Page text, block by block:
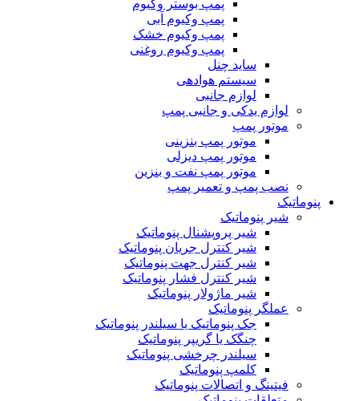
پمپ بوستر وکیوم
پمپ وکیوم آبی
پمپ وکیوم خشک
پمپ وکیوم روغنی
ساید چنل
سیستم هوادهی
لوازم جانبی
لوازم یدکی و جانبی پمپ
موتور پمپ
موتور پمپ بنزینی
موتور پمپ دیزلی
موتور پمپ نفت و بنزین
نصب پمپ و تعمیر پمپ
پنوماتیک
شیر پنوماتیک
شیر پروپشنال پنوماتیک
شیر کنترل جریان پنوماتیک
شیر کنترل جهت پنوماتیک
شیر کنترل فشار پنوماتیک
شیر ماژولار پنوماتیک
عملگر پنوماتیک
جک پنوماتیک یا سیلندر پنوماتیک
چنگک یا گریپر پنوماتیک
سیلندر چرخشی پنوماتیک
کلمپ پنوماتیک
فیتینگ و اتصالات پنوماتیک